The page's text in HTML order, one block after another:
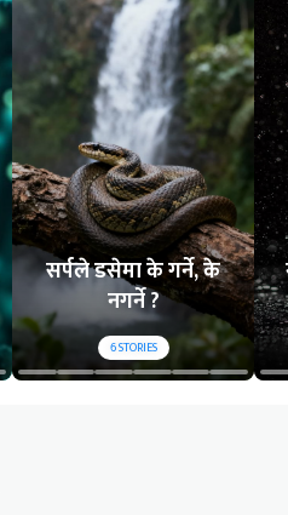
सर्पले डसेमा के गर्ने, के
नगर्ने ?
6STORIES